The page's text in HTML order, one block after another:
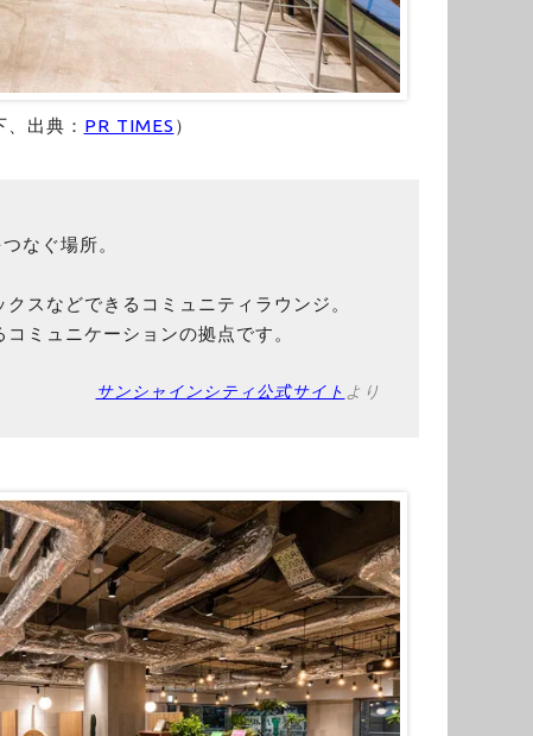
出典： PR TIMES ）
なぐ場所。
スなどできるコミュニティラウンジ。
ミュニケーションの拠点です。
サンシャインシティ公式サイト より